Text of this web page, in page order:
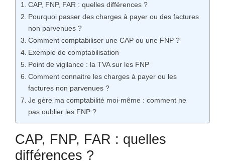
CAP, FNP, FAR : quelles différences ?
Pourquoi passer des charges à payer ou des factures
non parvenues ?
Comment comptabiliser une CAP ou une FNP ?
Exemple de comptabilisation
Point de vigilance : la TVA sur les FNP
Comment connaitre les charges à payer ou les
factures non parvenues ?
Je gère ma comptabilité moi-même : comment ne
pas oublier les FNP ?
CAP, FNP, FAR : quelles
différences ?